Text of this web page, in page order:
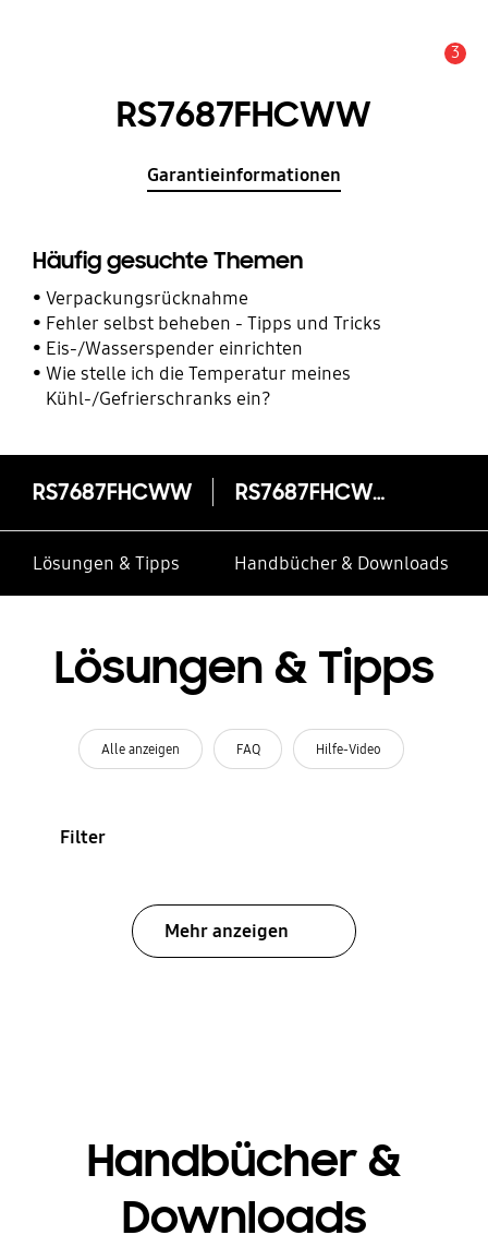
3
RS7687FHCWW
Garantieinformationen
Häufig gesuchte Themen
Verpackungsrücknahme
Fehler selbst beheben - Tipps und Tricks
Eis-/Wasserspender einrichten
Wie stelle ich die Temperatur meines
Kühl-/Gefrierschranks ein?
RS7687FHCWW RS7687FHCWW
Lösungen & Tipps Handbücher & Downloads
Lösungen & Tipps
Alle anzeigen FAQ Hilfe-Video
Filter
Mehr anzeigen
Handbücher &
Downloads